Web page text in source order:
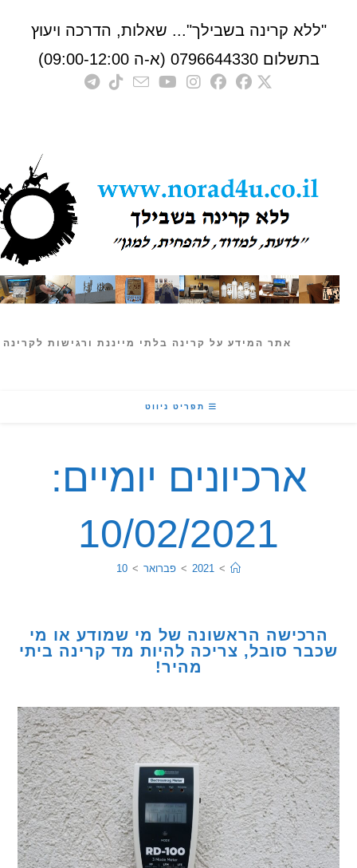
קרינה בשבילך"... שאלות, הדרכה ויעוץ
0796644330 (א-ה 09:00-12:00)
אתר המידע על קרינה בלתי מייננת ורגישות לקרינה
תפריט ניווט
ארכיונים יומיים:
10/02/2021
2021
> פברואר >
10
הראשונה של מי שמודע או מי
סובל, צריכה להיות מד קרינה ביתי
מהיר!